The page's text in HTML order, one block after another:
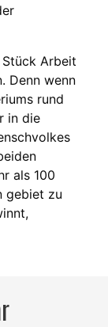
Arbeit
Denn wenn
rund
in die
als 100
gebiet zu